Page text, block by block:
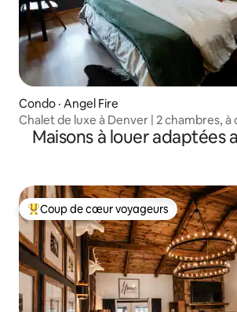
Condo · Angel Fire
Chalet de luxe à Denver | 2 chambres, à
pistes et des restaurants
Maisons à louer adaptées
Coup de cœur voyageurs parmi les plus
Coup de cœur voyageurs